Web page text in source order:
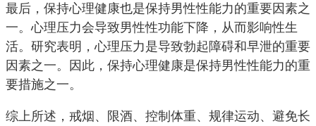
最后，保持心理健康也是保持男性性能力的重要因素之
一。心理压力会导致男性性功能下降，从而影响性生
活。研究表明，心理压力是导致勃起障碍和早泄的重要
因素之一。因此，保持心理健康是保持男性性能力的重
要措施之一。
综上所述，戒烟、限酒、控制体重、规律运动、避免长